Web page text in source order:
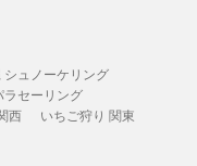
シュノーケリング
ラセーリング
西
いちご狩り 関東